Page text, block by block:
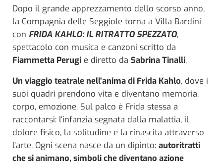
Dopo il grande apprezzamento dello scorso anno,
la Compagnia delle Seggiole torna a Villa Bardini
con FRIDA KAHLO: IL RITRATTO SPEZZATO,
spettacolo con musica e canzoni scritto da
Fiammetta Perugie diretto da Sabrina Tinalli.
Un viaggio teatrale nell’anima di Frida Kahlo, dove i
suoi quadri prendono vita e diventano memoria,
corpo, emozione. Sul palco è Frida stessa a
raccontarsi: l’infanzia segnata dalla malattia, il
dolore fisico, la solitudine e la rinascita attraverso
l’arte. Ogni scena nasce da un dipinto: autoritratti
che si animano, simboli che diventano azione